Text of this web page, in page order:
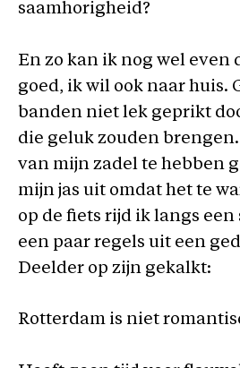
saamhorigheid?
En zo kan ik nog wel even
goed, ik wil ook naar huis.
banden niet lek geprikt
die geluk zouden
van mijn zadel te hebben
mijn jas uit omdat het te
op de fiets rijd ik langs
een paar regels uit een
Deelder op zijn gekalkt:
Rotterdam is niet